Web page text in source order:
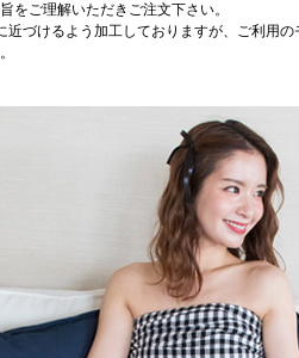
をご理解いただきご注文下さい。
近づけるよう加工しておりますが、ご利用